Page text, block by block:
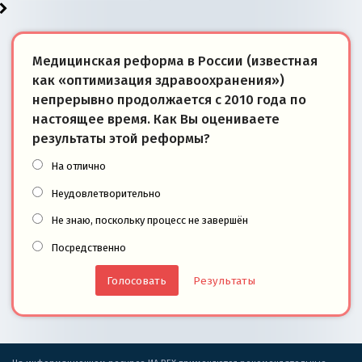
Медицинская реформа в России (известная
как «оптимизация здравоохранения»)
непрерывно продолжается с 2010 года по
настоящее время. Как Вы оцениваете
результаты этой реформы?
На отлично
Неудовлетворительно
Не знаю, поскольку процесс не завершён
Посредственно
Результаты